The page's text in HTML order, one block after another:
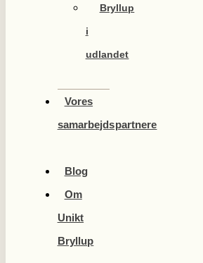
Bryllup
i
udlandet
Vores
samarbejdspartnere
Blog
Om
Unikt
Bryllup